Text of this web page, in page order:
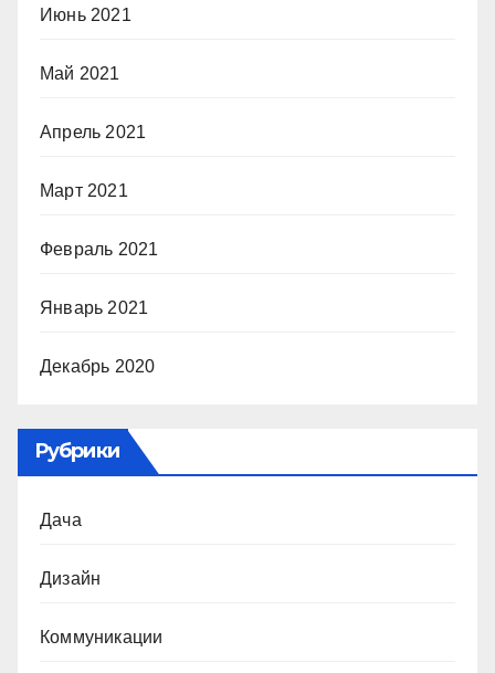
Июнь 2021
Май 2021
Апрель 2021
Март 2021
Февраль 2021
Январь 2021
Декабрь 2020
Рубрики
Дача
Дизайн
Коммуникации